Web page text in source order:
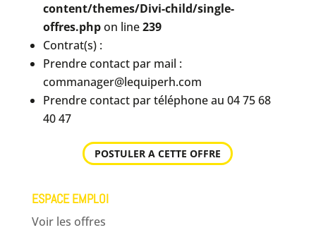
content/themes/Divi-child/single-
offres.phpon line239
Contrat(s) :
Prendre contact par mail :
commanager@lequiperh.com
Prendre contact par téléphone au 04 75 68
40 47
POSTULER A CETTE OFFRE
ESPACE EMPLOI
Voir les offres